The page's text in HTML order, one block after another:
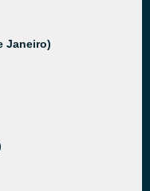
Janeiro)